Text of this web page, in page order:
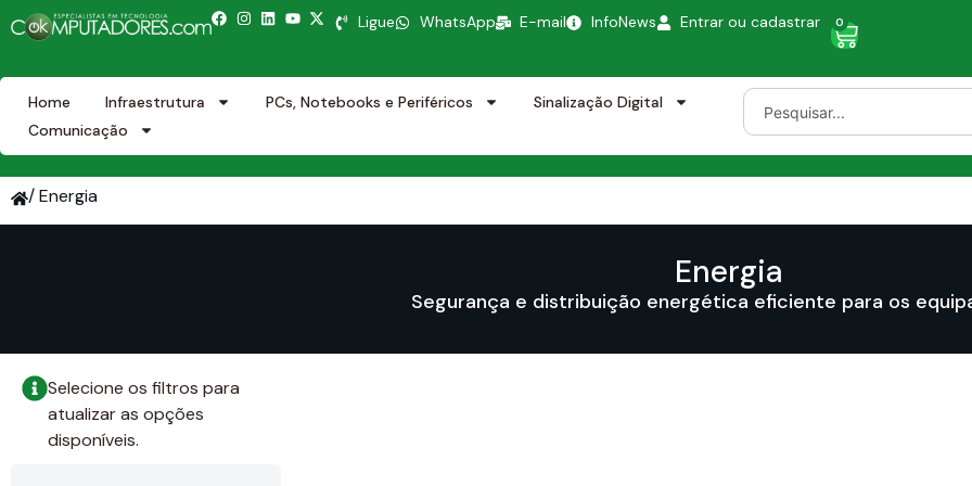
Ligue WhatsApp E-mail InfoNews Entrar ou cadastrar 0
Home Infraestrutura PCs, Notebooks e Periféricos
Sinalização Digital
Comunicação
/ Energia
Energia
Segurança e distribuição energética eficiente para os
Selecione os filtros para
atualizar as opções
disponíveis.